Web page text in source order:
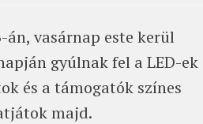
vasárnap este kerül
gyúlnak fel a LED-ek
és a támogatók színes
majd.